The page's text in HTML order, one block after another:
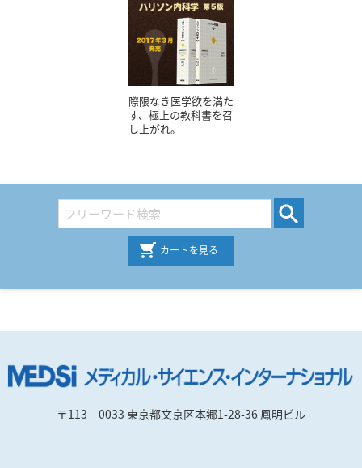
際限なき医学欲を満た
す、極上の教科書を召
し上がれ。
カートを見る
〒113‐0033 東京都文京区本郷1-28-36 鳳明ビル